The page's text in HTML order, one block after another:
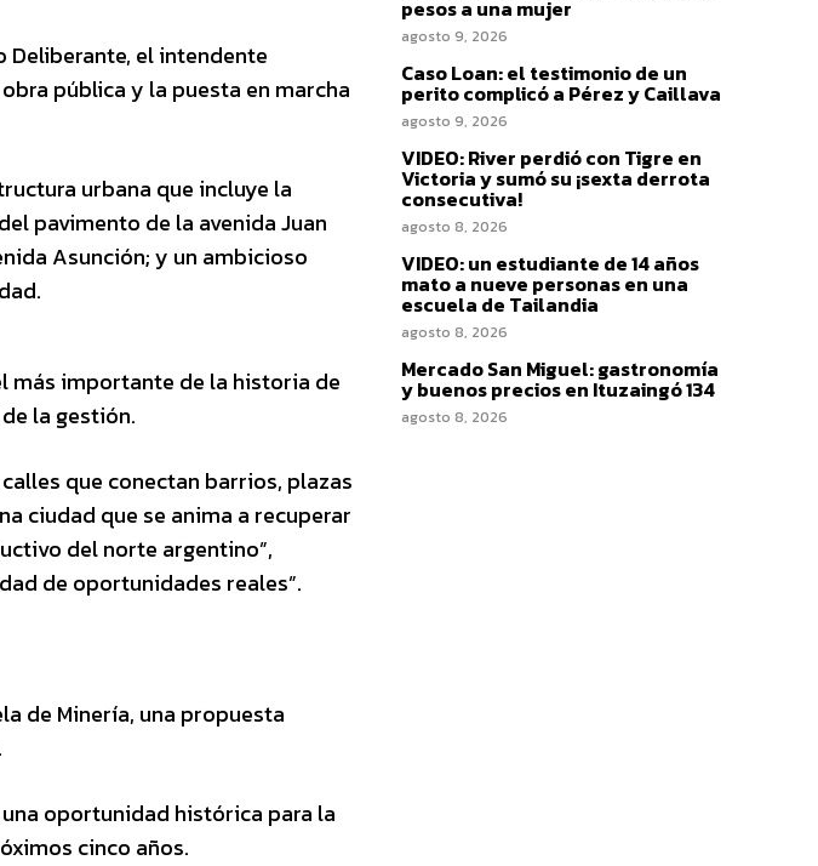
Deliberante, el intendente
pública y la puesta en marcha
urbana que incluye la
pavimento de la avenida Juan
Asunción; y un ambicioso
más importante de la historia de
la gestión.
que conectan barrios, plazas
ciudad que se anima a recuperar
del norte argentino”,
de oportunidades reales”.
de Minería, una propuesta
oportunidad histórica para la
cinco años.
pesos a una mujer
agosto 9, 2026
Caso Loan: el testimonio de un
perito complicó a Pérez y Caillava
agosto 9, 2026
VIDEO: River perdió con Tigre en
Victoria y sumó su ¡sexta derrota
consecutiva!
agosto 8, 2026
VIDEO: un estudiante de 14 años
mato a nueve personas en una
escuela de Tailandia
agosto 8, 2026
Mercado San Miguel: gastronomía
y buenos precios en Ituzaingó 134
agosto 8, 2026